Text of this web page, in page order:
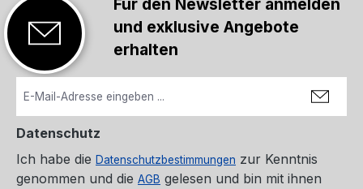
Für den Newsletter anmelden
und exklusive Angebote
erhalten
Datenschutz
Ich habe die Datenschutzbestimmungen zur Kenntnis
genommen und die AGB gelesen und bin mit ihnen